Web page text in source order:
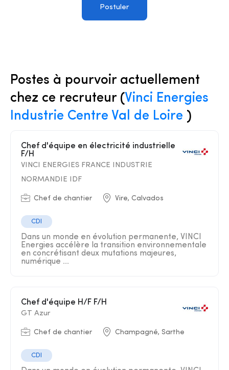
Postuler
Postes à pourvoir actuellement
chez ce recruteur (Vinci Energies
Industrie Centre Val de Loire )
Chef d'équipe en électricité industrielle
F/H
VINCI ENERGIES FRANCE INDUSTRIE
NORMANDIE IDF
Chef de chantier Vire, Calvados
CDI
Dans un monde en évolution permanente, VINCI
Energies accélère la transition environnementale
en concrétisant deux mutations majeures,
numérique ...
Chef d'équipe H/F F/H
GT Azur
Chef de chantier Champagné, Sarthe
CDI